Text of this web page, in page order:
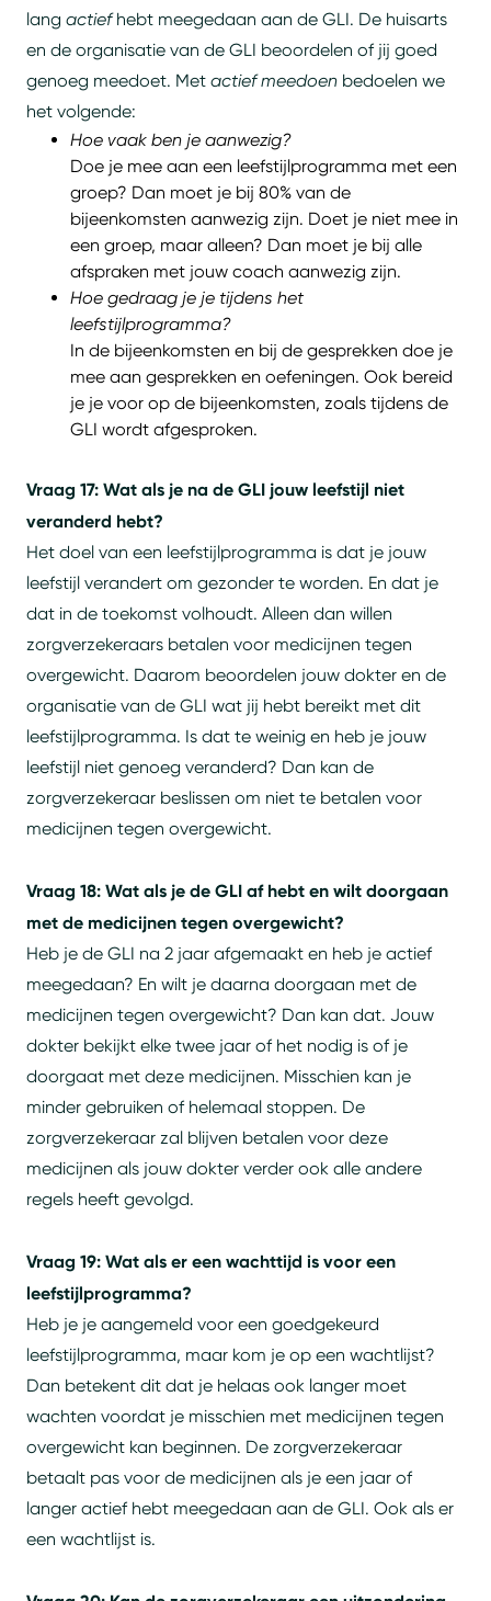
lang actiefhebt meegedaan aan de GLI. De huisarts
en de organisatie van de GLI beoordelen of jij goed
genoeg meedoet. Met actief meedoen bedoelen we
het volgende:
Hoe vaak ben je aanwezig?
Doe je mee aan een leefstijlprogramma met een
groep? Dan moet je bij 80% van de
bijeenkomsten aanwezig zijn. Doet je niet mee in
een groep, maar alleen? Dan moet je bij alle
afspraken met jouw coach aanwezig zijn.
Hoe gedraag je je tijdens het
leefstijlprogramma?
In de bijeenkomsten en bij de gesprekken doe je
mee aan gesprekken en oefeningen. Ook bereid
je je voor op de bijeenkomsten, zoals tijdens de
GLI wordt afgesproken.
Vraag 17: Wat als je na de GLI jouw leefstijl niet
veranderd hebt?
Het doel van een leefstijlprogramma is dat je jouw
leefstijl verandert om gezonder te worden. En dat je
dat in de toekomst volhoudt. Alleen dan willen
zorgverzekeraars betalen voor medicijnen tegen
overgewicht. Daarom beoordelen jouw dokter en de
organisatie van de GLI wat jij hebt bereikt met dit
leefstijlprogramma. Is dat te weinig en heb je jouw
leefstijl niet genoeg veranderd? Dan kan de
zorgverzekeraar beslissen om niet te betalen voor
medicijnen tegen overgewicht.
Vraag 18: Wat als je de GLI af hebt en wilt doorgaan
met de medicijnen tegen overgewicht?
Heb je de GLI na 2 jaar afgemaakt en heb je actief
meegedaan? En wilt je daarna doorgaan met de
medicijnen tegen overgewicht? Dan kan dat. Jouw
dokter bekijkt elke twee jaar of het nodig is of je
doorgaat met deze medicijnen. Misschien kan je
minder gebruiken of helemaal stoppen. De
zorgverzekeraar zal blijven betalen voor deze
medicijnen als jouw dokter verder ook alle andere
regels heeft gevolgd.
Vraag 19: Wat als er een wachttijd is voor een
leefstijlprogramma?
Heb je je aangemeld voor een goedgekeurd
leefstijlprogramma, maar kom je op een wachtlijst?
Dan betekent dit dat je helaas ook langer moet
wachten voordat je misschien met medicijnen tegen
overgewicht kan beginnen. De zorgverzekeraar
betaalt pas voor de medicijnen als je een jaar of
langer actief hebt meegedaan aan de GLI. Ook als er
een wachtlijst is.